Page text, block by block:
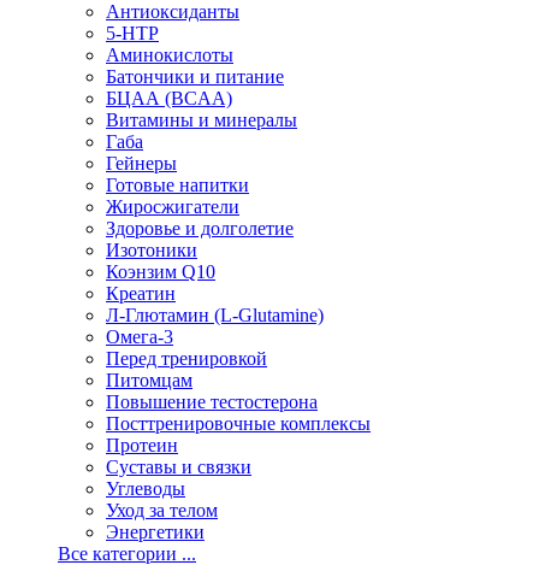
Антиоксиданты
5-HTP
Аминокислоты
Батончики и питание
БЦАА (BCAA)
Витамины и минералы
Габа
Гейнеры
Готовые напитки
Жиросжигатели
Здоровье и долголетие
Изотоники
Коэнзим Q10
Креатин
Л-Глютамин (L-Glutamine)
Омега-3
Перед тренировкой
Питомцам
Повышение тестостерона
Посттренировочные комплексы
Протеин
Суставы и связки
Углеводы
Уход за телом
Энергетики
Все категории ...